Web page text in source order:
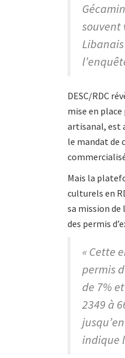
souvent
DESC/RDC
mise en
artisanal, est
le mandat de
Mais la
culturels en
sa mission
des permis
« Cette
permis
de 7%
2349 à
indique